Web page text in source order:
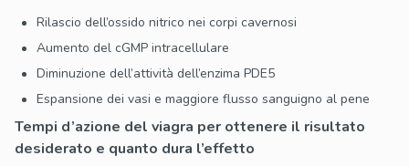
Rilascio dell’ossido nitrico nei corpi cavernosi
Aumento del cGMP intracellulare
Diminuzione dell’attività dell’enzima PDE5
Espansione dei vasi e maggiore flusso sanguigno al pene
Tempi d’azione del viagra per ottenere il risultato
desiderato e quanto dura l’effetto